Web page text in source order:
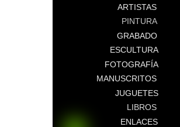
ARTISTAS
PINTURA
GRABADO
ESCULTURA
FOTOGRAFÍA
MANUSCRITOS
JUGUETES
LIBROS
ENLACES